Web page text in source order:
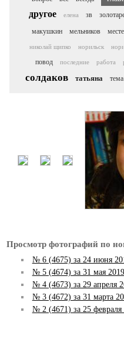
другое елена зв
макушкин
мельников месте
николай щипко норильск
повод последние работа
солдаков татьяна тема
Просмотр фотографий по
№ 6 (4675) за 24 июня
№ 5 (4674) за 31 мая
№ 4 (4673) за 29 апреля
№ 3 (4672) за 31 марта
№ 2 (4671) за 25 февраля